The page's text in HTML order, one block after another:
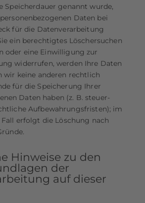
Speicherdauer genannt wurde,
Daten bei
für die Datenverarbeitung
ein berechtigtes Löschersuchen
oder eine Einwilligung zur
widerrufen, werden Ihre Daten
wir keine anderen rechtlich
für die Speicherung Ihrer
Daten haben (z. B. steuer-
Aufbewahrungsfristen); im
erfolgt die Löschung nach
Hinweise zu den
der
auf dieser